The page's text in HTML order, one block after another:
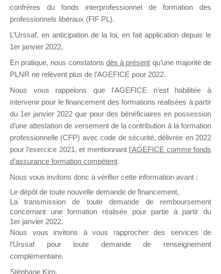
DIRIGEANT
il y a un mois
Ce groupe est destiné aux Organismes de
Formation qui souhaitent répondre à l’Appel à
Propositions Mallette du Dirigeant.
Ce groupe propose un forum dédié au support
sur lequel il est possible de laisser un message
ou poser une question.
NB : Il est nécessaire d’être
pouvoir rejoindre ce groupe
confrères du fonds interprofessionnel de formation des
professionnels libéraux (FIF PL).
L’Urssaf, en anticipation de la loi, en fait application depuis le
1er janvier 2022.
En pratique, nous constatons dès à présent qu’une majorité de
PLNR ne relèvent plus de l’AGEFICE pour 2022.
Nous vous rappelons que l’AGEFICE n’est habilitée à
intervenir pour le financement des formations réalisées à partir
du 1er janvier 2022 que pour des bénéficiaires en possession
d’une attestation de versement de la contribution à la formation
professionnelle (CFP) avec code de sécurité, délivrée en 2022
pour l’exercice 2021, et mentionnant l’AGEFICE comme fonds
d’assurance formation compétent.
Nous vous invitons donc à vérifier cette information avant :
Le dépôt de toute nouvelle demande de financement,
La transmission de toute demande de remboursement
concernant une formation réalisée pour partie à partir du
1er janvier 2022.
Nous vous invitons à vous rapprocher des services de
l’Urssaf pour toute demande de renseignement
complémentaire.
Stéphane Kirn,